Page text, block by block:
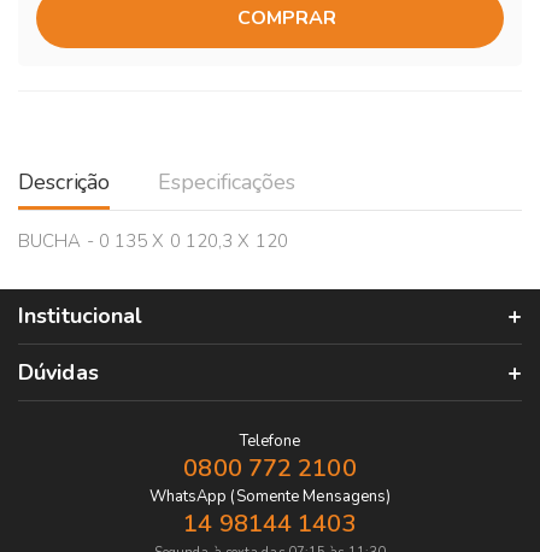
COMPRAR
Descrição Especificações
BUCHA - 0 135 X 0 120,3 X 120
Institucional
Dúvidas
Telefone
0800 772 2100
WhatsApp (Somente Mensagens)
14 98144 1403